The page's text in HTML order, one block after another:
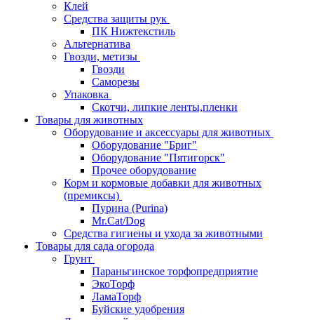
Клей
Средства защиты рук
ПК Нижтекстиль
Альтернатива
Гвозди, метизы
Гвозди
Саморезы
Упаковка
Скотчи, липкие ленты,пленки
Товары для животных
Оборудование и аксессуары для животных
Оборудование "Бриг"
Оборудование "Пятигорск"
Прочее оборудование
Корм и кормовые добавки для животных
(премиксы)
Пурина (Purina)
Mr.Cat/Dog
Средства гигиены и ухода за животными
Товары для сада огорода
Грунт
Параньгинское торфопредприятие
ЭкоТорф
ЛамаТорф
Буйские удобрения